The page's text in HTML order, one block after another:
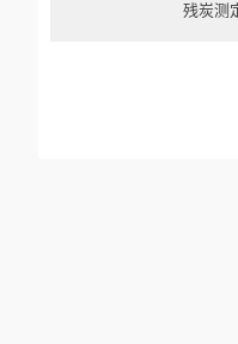
残炭测